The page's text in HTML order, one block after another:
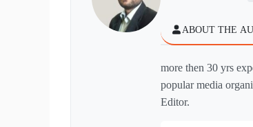
ABOUT THE
more then 30 yrs
popular media
Editor.